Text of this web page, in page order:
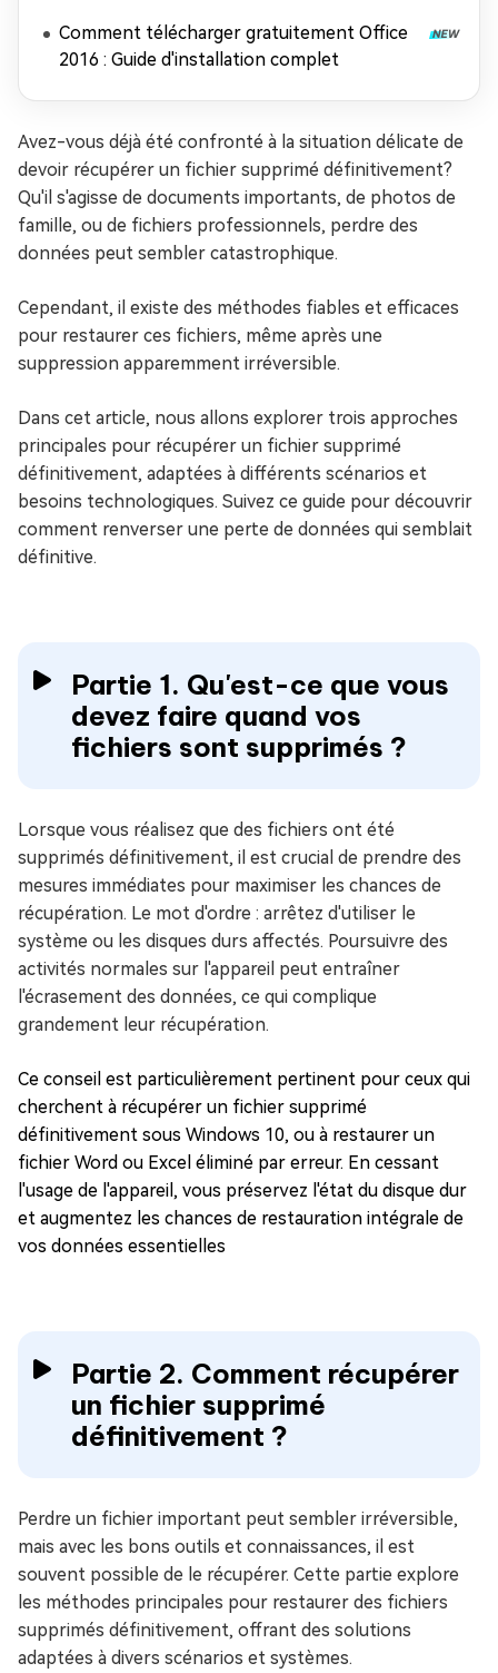
Comment télécharger gratuitement Office
2016 : Guide d'installation complet
Avez-vous déjà été confronté à la situation délicate de
devoir récupérer un fichier supprimé définitivement?
Qu'il s'agisse de documents importants, de photos de
famille, ou de fichiers professionnels, perdre des
données peut sembler catastrophique.
Cependant, il existe des méthodes fiables et efficaces
pour restaurer ces fichiers, même après une
suppression apparemment irréversible.
Dans cet article, nous allons explorer trois approches
principales pour récupérer un fichier supprimé
définitivement, adaptées à différents scénarios et
besoins technologiques. Suivez ce guide pour découvrir
comment renverser une perte de données qui semblait
définitive.
Partie 1. Qu'est-ce que vous
devez faire quand vos
fichiers sont supprimés ?
Lorsque vous réalisez que des fichiers ont été
supprimés définitivement, il est crucial de prendre des
mesures immédiates pour maximiser les chances de
récupération. Le mot d'ordre : arrêtez d'utiliser le
système ou les disques durs affectés. Poursuivre des
activités normales sur l'appareil peut entraîner
l'écrasement des données, ce qui complique
grandement leur récupération.
Ce conseil est particulièrement pertinent pour ceux qui
cherchent à récupérer un fichier supprimé
définitivement sous Windows 10, ou à restaurer un
fichier Word ou Excel éliminé par erreur. En cessant
l'usage de l'appareil, vous préservez l'état du disque dur
et augmentez les chances de restauration intégrale de
vos données essentielles
Partie 2. Comment récupérer
un fichier supprimé
définitivement ?
Perdre un fichier important peut sembler irréversible,
mais avec les bons outils et connaissances, il est
souvent possible de le récupérer. Cette partie explore
les méthodes principales pour restaurer des fichiers
supprimés définitivement, offrant des solutions
adaptées à divers scénarios et systèmes.